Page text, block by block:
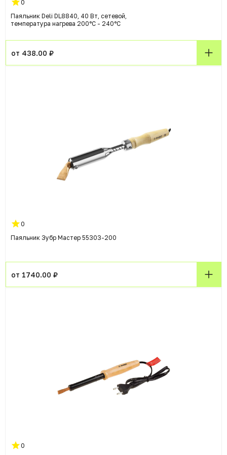
0
Паяльник Deli DL8840, 40 Вт, сетевой,
температура нагрева 200°C - 240°C
от 438.00 ₽
0
Паяльник Зубр Мастер 55303-200
от 1740.00 ₽
0